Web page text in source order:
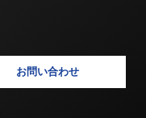
お問い合わせ